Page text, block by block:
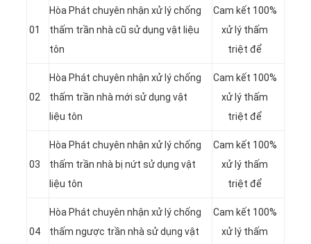
01
Hòa Phát chuyên nhận xử lý chống
thấm trần nhà cũ sử dụng vật liệu
tôn
Cam kết 100%
xử lý thấm
triệt để
02
Hòa Phát chuyên nhận xử lý chống
thấm trần nhà mới sử dụng vật
liệu tôn
Cam kết 100%
xử lý thấm
triệt để
03
Hòa Phát chuyên nhận xử lý chống
thấm trần nhà bị nứt sử dụng vật
liệu tôn
Cam kết 100%
xử lý thấm
triệt để
04
Hòa Phát chuyên nhận xử lý chống
thấm ngược trần nhà sử dụng vật
Cam kết 100%
xử lý thấm